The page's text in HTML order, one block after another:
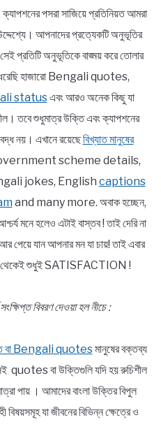
পসরা সাজিয়ে প্রতিনিয়ত আমরা
আপনাদের প্রত্যেকটি অনুভূতির
প্রতিটি অনুভূতিকে বাঙ্ময় করে তোলার
হাজারো Bengali quotes,
statusএবং আরও অনেক কিছু যা
তবে শুধুমাত্র উক্তি এবং ক্যাপশনের
নয়। এখানে রয়েছেবিখ্যাত মানুষের
scheme details,
jokes, English captions
and many more. অবাক হচ্ছেন,
মনে হলেও এটাই বাস্তব ! তাই দেরি না
পেয়ে যান আপনার মন যা চায়! তাই এবার
থেকেই শুধুই SATISFACTION !
বিবরণ দেওয়া হল নীচে :
বা Bengali quotesমানুষের বক্তব্য
quotes বা উক্তিগুলি যদি হয় রুচিশীল
পায় । আমাদের বাংলা উক্তির বিপুল
যা জীবনের বিভিন্ন ক্ষেত্রে ও